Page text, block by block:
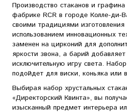
Производство стаканов и
фабрике RCR в городе Колле-ди-
своими традициями
использованием инновационных
заменен на цирконий для
яркости звона, а барий
исключительную игру света.
подойдет для виски, коньяка или
Выбирая набор хрустальных
«Директорский Квинта», вы
изысканный предмет интерьера